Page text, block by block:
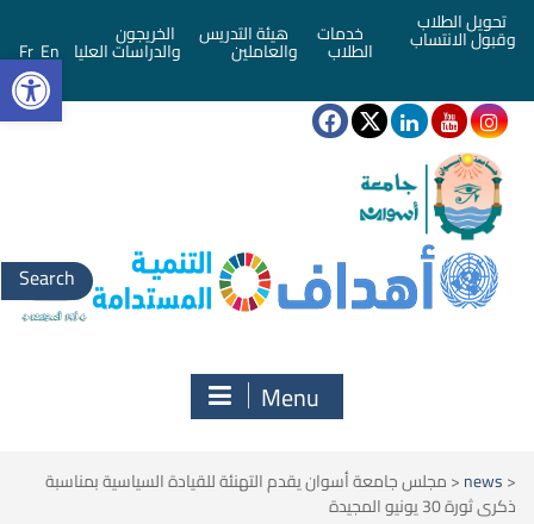
تحويل الطلاب
وقبول الانتساب خدمات
الطلاب
هيئة التدريس
والعاملين
الخريجون
والدراسات العليا En
Fr
Search
for:
Menu
<
news
<مجلس جامعة أسوان يقدم التهنئة للقيادة السياسية بمناسبة
ذكرى ثورة 30 يونيو المجيدة